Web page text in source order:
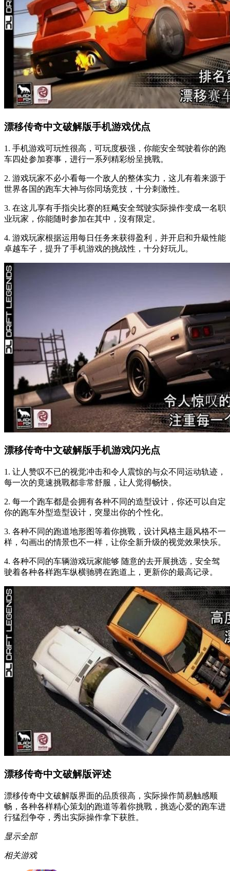
漂移传奇中文破解版手机游戏优点
1. 手机游戏可玩性很高，可玩度极强，你能安全驾驶着你的跑
车四处参加赛事，进行一系列精彩纷呈挑戰。
2. 游戏玩家不必小看每一个敌人的整体实力，这儿有着来源于
世界各国的跑车大神与你同场竞技，十分刺激性。
3. 在这儿享有手指尖比赛的狂飚安全驾驶实际操作变成一名职
业玩家，你能随时参加在其中，沒有限定。
4. 游戏玩家根据运用每日任务来获得盈利，并开启和升級性能
卓越车子，提升了手机游戏的挑战性，十分好玩儿。
漂移传奇中文破解版手机游戏闪光点
1. 让人赞叹不已的视觉冲击和令人震惊的与众不同运动轨迹，
每一次的竟速挑戰都非常舒服，让人觉得畅快。
2. 每一个跑车都是会拥有各种不同的造型设计，你还可以自定
你的跑车外型造型设计，突显出你的个性化。
3. 各种不同的跑道地形图等着你挑戰，设计风格主题风格不一
样，勾画出的情景也不一样，让你全新升级的视觉效果快乐。
4. 各种不同的车辆游戏玩家能够 随意的去开展挑选，安全驾
驶着各种各样跑车纵横驰骋在跑道上，更新你的最高记录。
漂移传奇中文破解版评述
漂移传奇中文破解版界面的品质很高，实际操作简易触感顺
畅，各种各样精心策划的跑道等着你挑戰，挑选心爱的跑车进
行猛烈争夺，秀出实际操作拿下获胜。
显示全部
相关游戏